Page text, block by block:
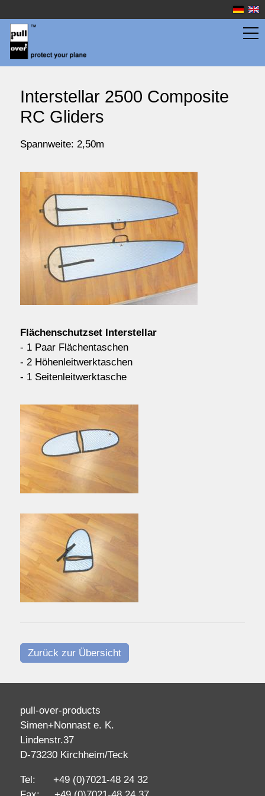
Flächentaschen
Rumpftaschen
Wassersport
Preise
Service
Kontakt/Order
Anfahrt
über uns
Interstellar 2500 Composite
RC Gliders
Spannweite: 2,50m
Flächenschutzset Interstellar
- 1 Paar Flächentaschen
- 2 Höhenleitwerktaschen
- 1 Seitenleitwerktasche
Zurück zur Übersicht
pull-over-products
Simen+Nonnast e. K.
Lindenstr.37
D-73230 Kirchheim/Teck
Tel: +49 (0)7021-48 24 32